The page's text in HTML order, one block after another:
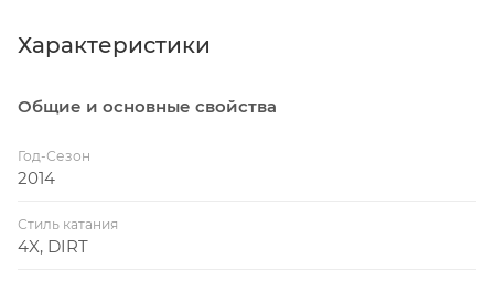
Характеристики
Общие и основные свойства
Год-Сезон
2014
Стиль катания
4X, DIRT